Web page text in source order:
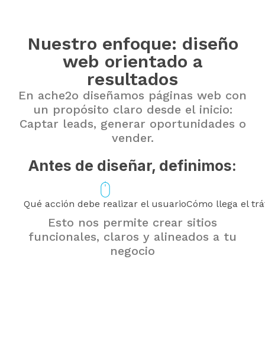
Nuestro enfoque: diseño
web orientado a
resultados
En ache2o diseñamos páginas web con
un propósito claro desde el inicio:
Captar leads, generar oportunidades o
vender.
Antes de diseñar, definimos:
Qué acción debe realizar el usuarioCómo llega el
Esto nos permite crear sitios
funcionales, claros y alineados a tu
negocio